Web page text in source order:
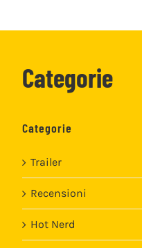
Categorie
Categorie
Trailer
Recensioni
Hot Nerd